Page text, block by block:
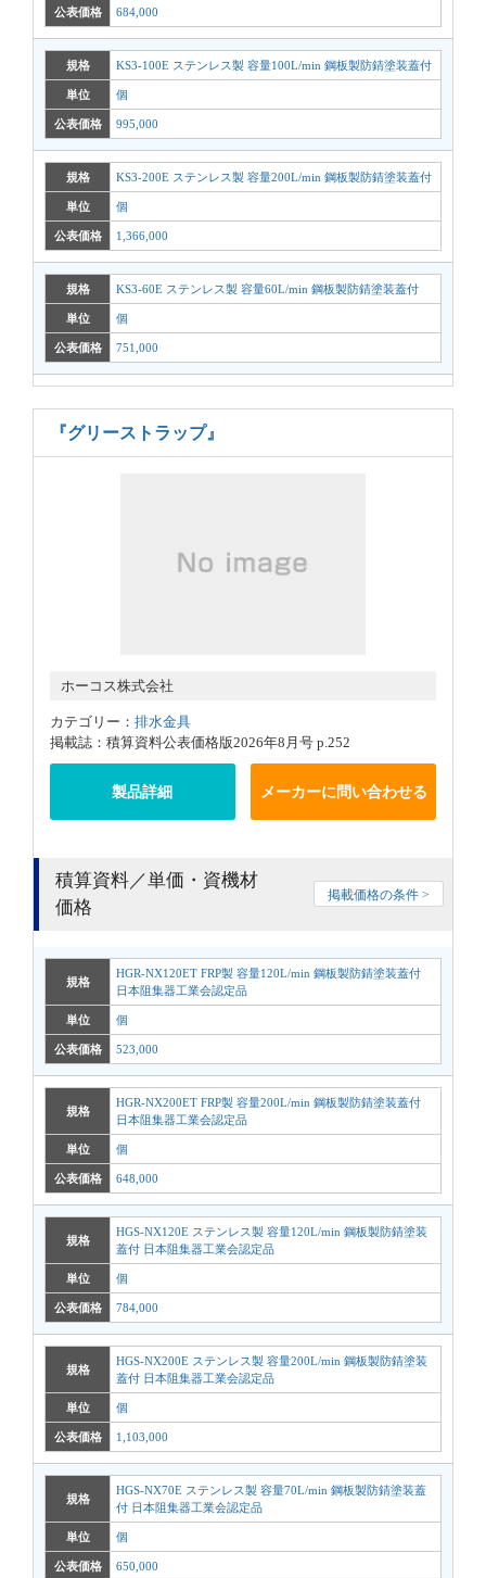
公表価格 684,000
規格 KS3-100E ステンレス製 容量100L/min 鋼板製防錆塗装蓋付
単位 個
公表価格 995,000
規格 KS3-200E ステンレス製 容量200L/min 鋼板製防錆塗装蓋付
単位 個
公表価格 1,366,000
規格 KS3-60E ステンレス製 容量60L/min 鋼板製防錆塗装蓋付
単位 個
公表価格 751,000
『グリーストラップ』
ホーコス株式会社
カテゴリー： 排水金具
掲載誌：積算資料公表価格版2026年8月号 p.252
製品詳細 メーカーに問い合わせる
積算資料／単価・資機材
価格
掲載価格の条件 >
規格
HGR-NX120ET FRP製 容量120L/min 鋼板製防錆塗装蓋付
日本阻集器工業会認定品
単位 個
公表価格 523,000
規格
HGR-NX200ET FRP製 容量200L/min 鋼板製防錆塗装蓋付
日本阻集器工業会認定品
単位 個
公表価格 648,000
規格
HGS-NX120E ステンレス製 容量120L/min 鋼板製防錆塗装
蓋付 日本阻集器工業会認定品
単位 個
公表価格 784,000
規格
HGS-NX200E ステンレス製 容量200L/min 鋼板製防錆塗装
蓋付 日本阻集器工業会認定品
単位 個
公表価格 1,103,000
規格
HGS-NX70E ステンレス製 容量70L/min 鋼板製防錆塗装蓋
付 日本阻集器工業会認定品
単位 個
公表価格 650,000